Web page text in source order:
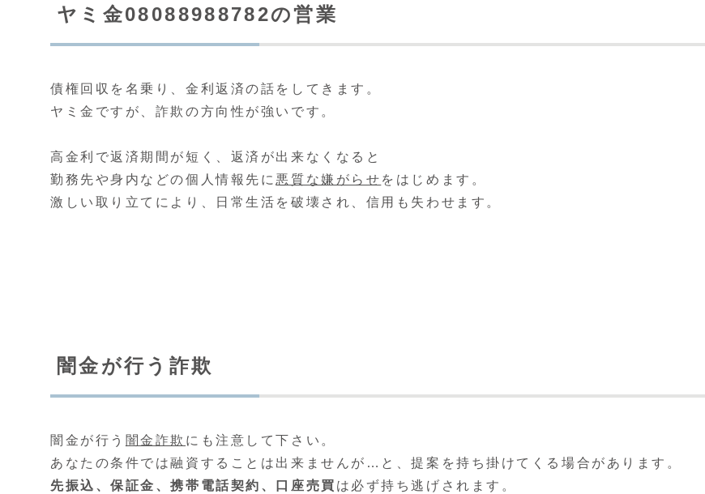
ヤミ金08088988782の営業
債権回収を名乗り、金利返済の話をしてきます。
ヤミ金ですが、詐欺の方向性が強いです。
高金利で返済期間が短く、返済が出来なくなると
勤務先や身内などの個人情報先に 悪質な嫌がらせ をはじめます。
激しい取り立てにより、日常生活を破壊され、信用も失わせます。
闇金が行う詐欺
闇金が行う 闇金詐欺 にも注意して下さい。
あなたの条件では融資することは出来ませんが…と、提案を持ち掛けてくる場合があります。
先振込、保証金、携帯電話契約、口座売買 は必ず持ち逃げされます。